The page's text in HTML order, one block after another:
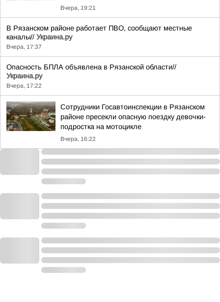
Вчера, 19:21
В Рязанском районе работает ПВО, сообщают местные
каналы// Украина.ру
Вчера, 17:37
Опасность БПЛА объявлена в Рязанской области//
Украина.ру
Вчера, 17:22
Сотрудники Госавтоинспекции в Рязанском
районе пресекли опасную поездку девочки-
подростка на мотоцикле
Вчера, 16:22